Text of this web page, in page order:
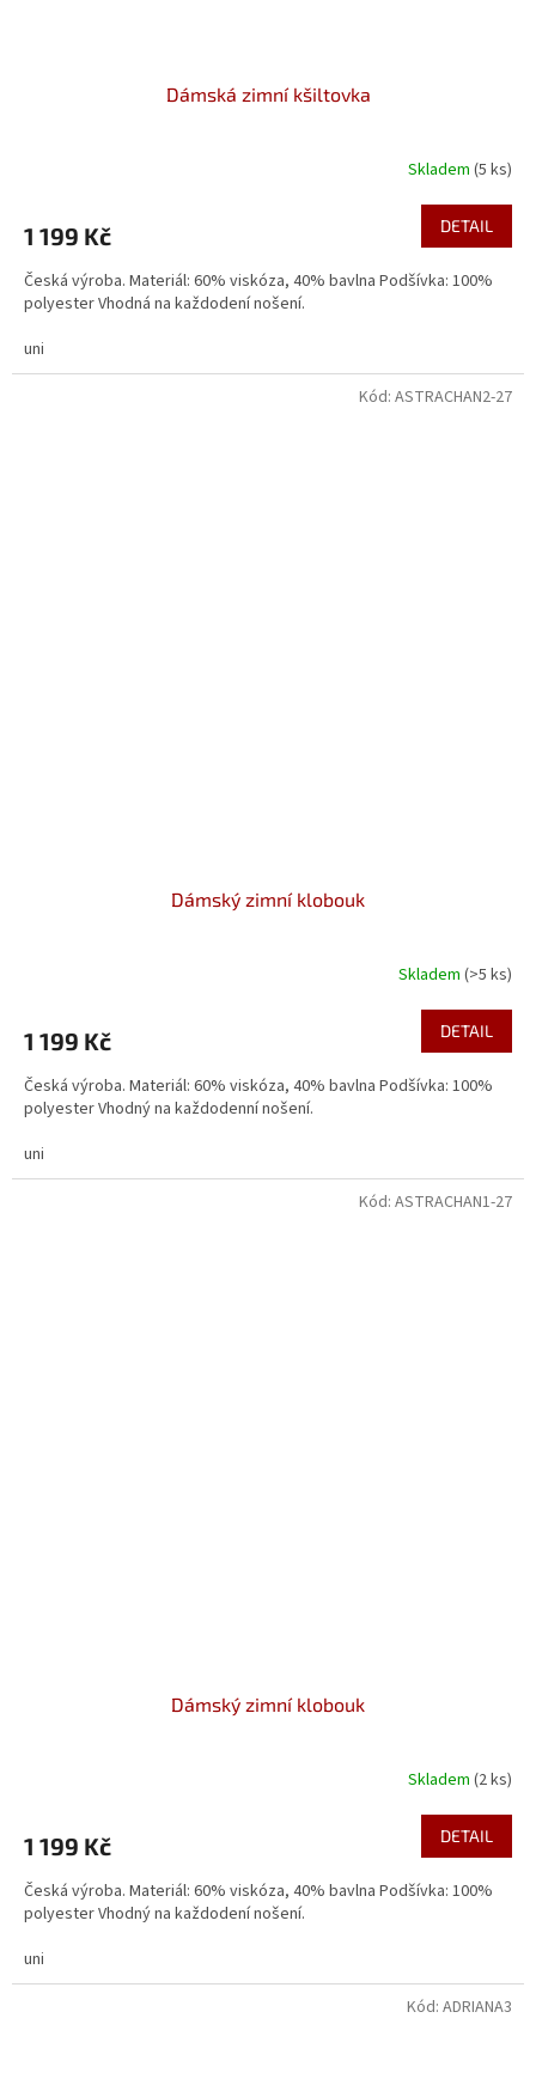
Dámská zimní kšiltovka
Skladem (5 ks)
1 199 Kč DETAIL
Česká výroba. Materiál: 60% viskóza, 40% bavlna Podšívka: 100%
polyester Vhodná na každodení nošení.
uni
Dámský zimní klobouk
Skladem (>5 ks)
1 199 Kč DETAIL
Česká výroba. Materiál: 60% viskóza, 40% bavlna Podšívka: 100%
polyester Vhodný na každodenní nošení.
uni
Kód: ASTRACHAN2-27
Dámský zimní klobouk
Skladem (2 ks)
1 199 Kč DETAIL
Česká výroba. Materiál: 60% viskóza, 40% bavlna Podšívka: 100%
polyester Vhodný na každodení nošení.
uni
Kód: ASTRACHAN1-27
Kód: ADRIANA3